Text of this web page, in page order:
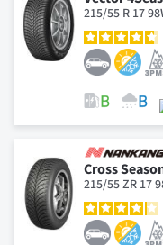
215/55 R 17
Cross
215/55 ZR 17